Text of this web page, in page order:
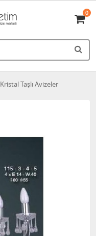
0
Kristal Taşlı Avizeler